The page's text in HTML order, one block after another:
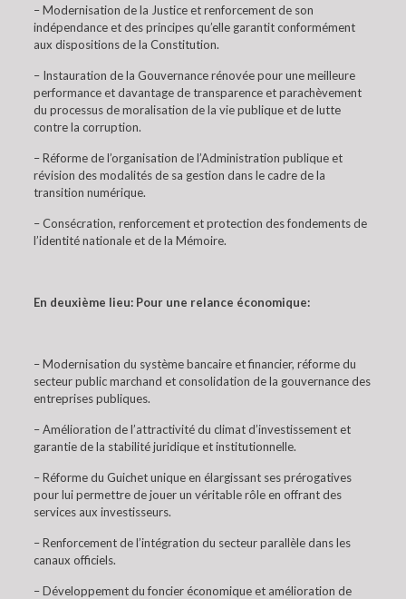
– Modernisation de la Justice et renforcement de son
indépendance et des principes qu’elle garantit conformément
aux dispositions de la Constitution.
– Instauration de la Gouvernance rénovée pour une meilleure
performance et davantage de transparence et parachèvement
du processus de moralisation de la vie publique et de lutte
contre la corruption.
– Réforme de l’organisation de l’Administration publique et
révision des modalités de sa gestion dans le cadre de la
transition numérique.
– Consécration, renforcement et protection des fondements de
l’identité nationale et de la Mémoire.
En deuxième lieu: Pour une relance économique:
– Modernisation du système bancaire et financier, réforme du
secteur public marchand et consolidation de la gouvernance des
entreprises publiques.
– Amélioration de l’attractivité du climat d’investissement et
garantie de la stabilité juridique et institutionnelle.
– Réforme du Guichet unique en élargissant ses prérogatives
pour lui permettre de jouer un véritable rôle en offrant des
services aux investisseurs.
– Renforcement de l’intégration du secteur parallèle dans les
canaux officiels.
– Développement du foncier économique et amélioration de